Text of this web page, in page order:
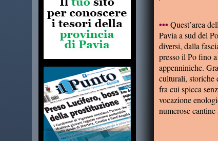
••• Quest’area
Pavia a sud del
diversi, dalla
presso il Po fino
appenniniche.
culturali, storiche
fra cui spicca
vocazione
numerose cantine